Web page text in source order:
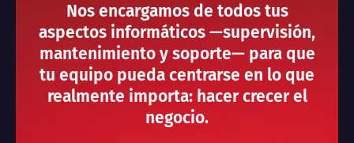
Nos encargamos de todos tus
aspectos informáticos —supervisión,
mantenimiento y soporte— para que
tu equipo pueda centrarse en lo que
realmente importa: hacer crecer el
negocio.